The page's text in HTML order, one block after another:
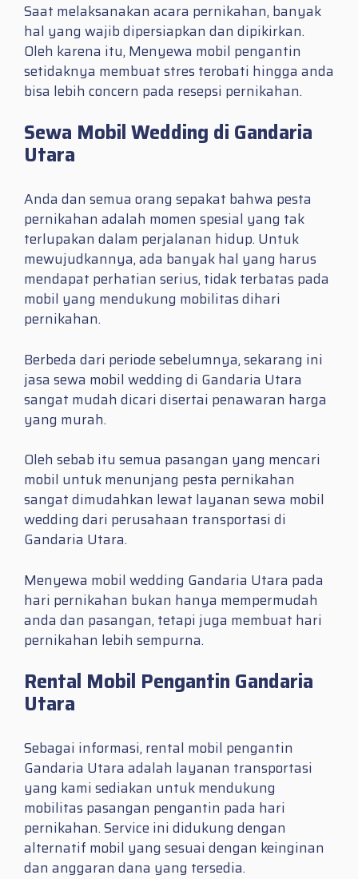
Saat melaksanakan acara pernikahan, banyak
hal yang wajib dipersiapkan dan dipikirkan.
Oleh karena itu, Menyewa mobil pengantin
setidaknya membuat stres terobati hingga anda
bisa lebih concern pada resepsi pernikahan.
Sewa Mobil Wedding di Gandaria
Utara
Anda dan semua orang sepakat bahwa pesta
pernikahan adalah momen spesial yang tak
terlupakan dalam perjalanan hidup. Untuk
mewujudkannya, ada banyak hal yang harus
mendapat perhatian serius, tidak terbatas pada
mobil yang mendukung mobilitas dihari
pernikahan.
Berbeda dari periode sebelumnya, sekarang ini
jasa sewa mobil wedding di Gandaria Utara
sangat mudah dicari disertai penawaran harga
yang murah.
Oleh sebab itu semua pasangan yang mencari
mobil untuk menunjang pesta pernikahan
sangat dimudahkan lewat layanan sewa mobil
wedding dari perusahaan transportasi di
Gandaria Utara.
Menyewa mobil wedding Gandaria Utara pada
hari pernikahan bukan hanya mempermudah
anda dan pasangan, tetapi juga membuat hari
pernikahan lebih sempurna.
Rental Mobil Pengantin Gandaria
Utara
Sebagai informasi, rental mobil pengantin
Gandaria Utara adalah layanan transportasi
yang kami sediakan untuk mendukung
mobilitas pasangan pengantin pada hari
pernikahan. Service ini didukung dengan
alternatif mobil yang sesuai dengan keinginan
dan anggaran dana yang tersedia.